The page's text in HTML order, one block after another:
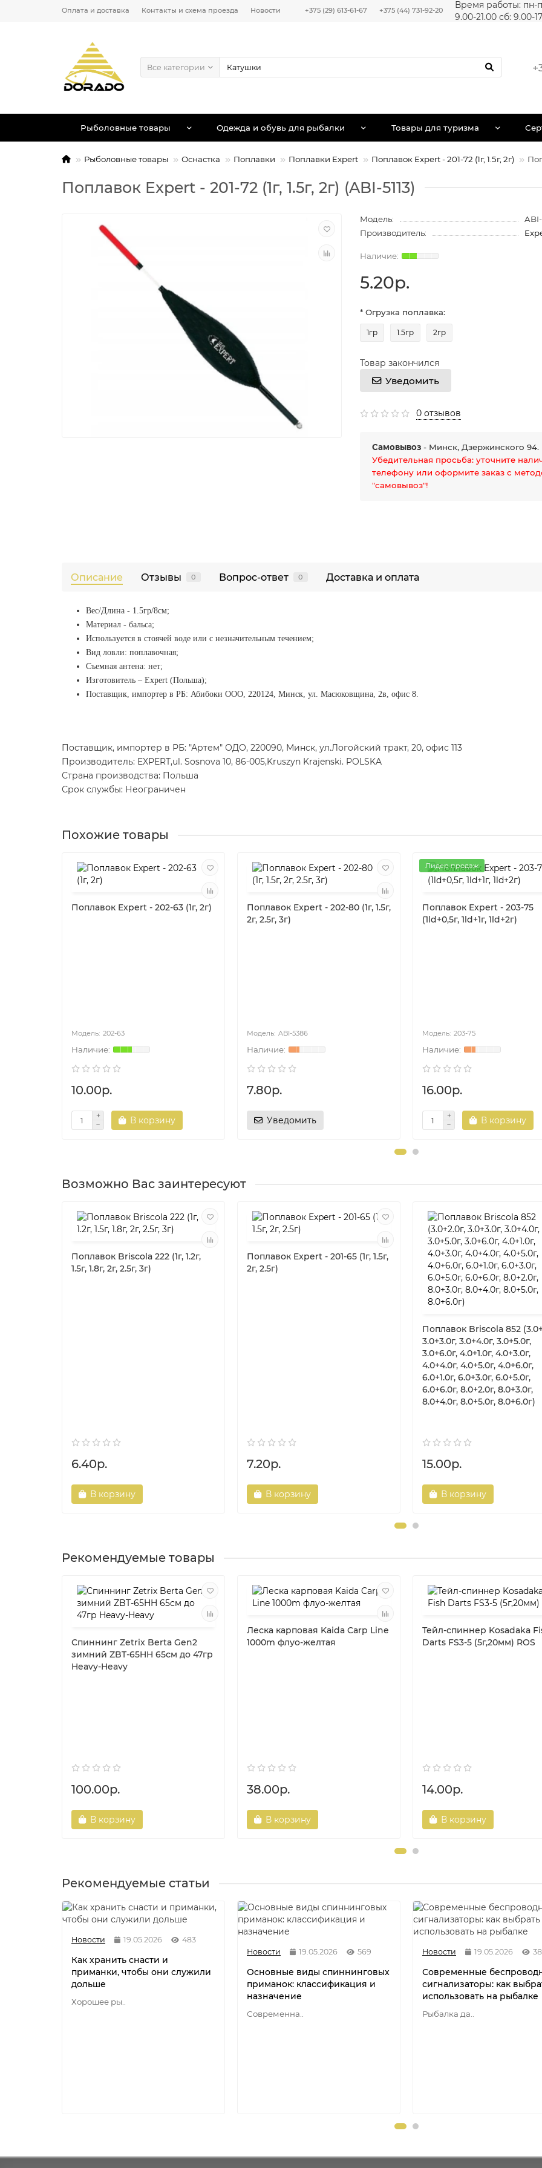
Оплата и доставка Контакты и схема проезда Новости +375 (29) 613-61-67 +375 (44) 731-92-20
Время работы: пн-
9.00-21.00 сб: 9.00-
Все категории
Рыболовные товары Одежда и обувь для рыбалки Товары для туризма
Рыболовные товары Оснастка Поплавки Поплавки Expert Поплавок Expert - 201-72 (1г, 1.5г, 2г)
Поплавок Expert - 201-72 (1г, 1.5г, 2г) (ABI-5113)
Модель:
ABI-
Производитель:
5.20р.
* Огрузка поплавка:
1гр 1.5гр 2гр
Товар закончился
Уведомить
0 отзывов
Самовывоз - Минск, Дзержинского 94.
Убедительная просьба: уточните
телефону или оформите заказ с
"самовывоз"!
Описание Отзывы 0 Вопрос-ответ 0 Доставка и оплата
Вес/Длина - 1.5гр/8см;
Материал - бальса;
Используется в стоячей воде или с незначительным течением;
Вид ловли: поплавочная;
Съемная антена: нет;
Изготовитель – Expert (Польша);
Поставщик, импортер в РБ: Абибоки ООО, 220124, Минск, ул. Масюковщина, 2в, офис 8.
Поставщик, импортер в РБ: "Артем" ОДО, 220090, Минск, ул.Логойский тракт, 20, офис 113
Производитель: EXPERT,ul. Sosnova 10, 86-005,Kruszyn Krajenski. POLSKA
Страна производства: Польша
Срок службы: Неограничен
Похожие товары
Поплавок Expert - 202-63 (1г, 2г)
202-63
10.00р.
В корзину
Поплавок Expert - 202-80 (1г, 1.5г,
2г, 2.5г, 3г)
ABI-5386
7.80р.
Уведомить
Лидер продаж
Поплавок Expert - 203-75
(1ld+0,5г, 1ld+1г, 1ld+2г)
203-75
16.00р.
В корзину
Возможно Вас заинтересуют
Поплавок Briscola 222 (1г, 1.2г,
1.5г, 1.8г, 2г, 2.5г, 3г)
6.40р.
В корзину
Поплавок Expert - 201-65 (1г, 1.5г,
2г, 2.5г)
7.20р.
В корзину
Поплавок Briscola 852
3.0+3.0г, 3.0+4.0г, 3.0+5.0г,
3.0+6.0г, 4.0+1.0г, 4.0+3.0г,
4.0+4.0г, 4.0+5.0г, 4.0+6.0г,
6.0+1.0г, 6.0+3.0г, 6.0+5.0г,
6.0+6.0г, 8.0+2.0г, 8.0+3.0г,
8.0+4.0г, 8.0+5.0г, 8.0+6.0г)
15.00р.
В корзину
Рекомендуемые товары
Спиннинг Zetrix Berta Gen2
зимний ZBT-65HH 65см до 47гр
Heavy-Heavy
100.00р.
В корзину
Леска карповая Kaida Carp Line
1000m флуо-желтая
38.00р.
В корзину
Тейл-спиннер Kosadaka
Darts FS3-5 (5г,20мм) ROS
14.00р.
В корзину
Рекомендуемые статьи
Новости 19.05.2026 483
Как хранить снасти и
приманки, чтобы они служили
дольше
Хорошее ры..
Новости 19.05.2026 569
Основные виды спиннинговых
приманок: классификация и
назначение
Современна..
Новости 19.05.2026
Современные
сигнализаторы: как
использовать на рыбалке
Рыбалка да..